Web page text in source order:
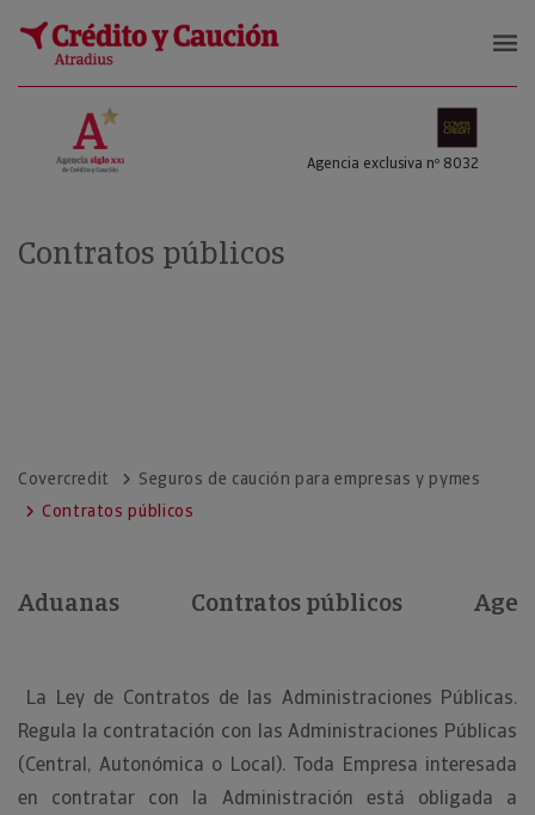
COVERCREDIT SL
Agencia exclusiva nº 8032
Contratos públicos
Covercredit
Seguros de caución para empresas y pymes
Contratos públicos
Aduanas Contratos públicos
La Ley de Contratos de las Administraciones Públicas.
Regula la contratación con las Administraciones Públicas
(Central, Autonómica o Local). Toda Empresa interesada
en contratar con la Administración está obligada a